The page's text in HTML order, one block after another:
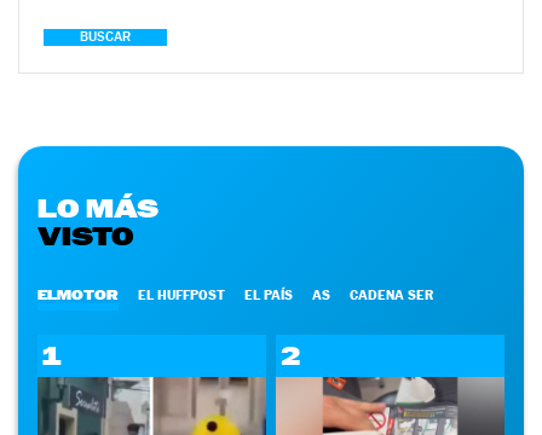
BUSCAR
LO MÁS
VISTO
ELMOTOR EL HUFFPOST EL PAÍS AS CADENA SER
1 2